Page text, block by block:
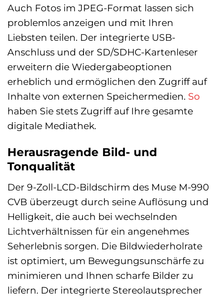
Auch Fotos im JPEG-Format lassen sich
problemlos anzeigen und mit Ihren
Liebsten teilen. Der integrierte USB-
Anschluss und der SD/SDHC-Kartenleser
erweitern die Wiedergabeoptionen
erheblich und ermöglichen den Zugriff auf
Inhalte von externen Speichermedien. So
haben Sie stets Zugriff auf Ihre gesamte
digitale Mediathek.
Herausragende Bild- und
Tonqualität
Der 9-Zoll-LCD-Bildschirm des Muse M-990
CVB überzeugt durch seine Auflösung und
Helligkeit, die auch bei wechselnden
Lichtverhältnissen für ein angenehmes
Seherlebnis sorgen. Die Bildwiederholrate
ist optimiert, um Bewegungsunschärfe zu
minimieren und Ihnen scharfe Bilder zu
liefern. Der integrierte Stereolautsprecher